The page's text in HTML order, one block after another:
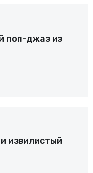
поп-джаз из
извилистый